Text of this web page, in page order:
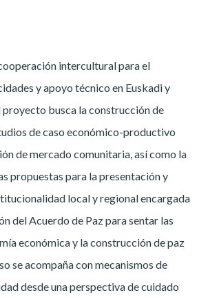
intercultural para el
y apoyo técnico en Euskadi y
proyecto busca la construcción de
de caso económico-productivo
de mercado comunitaria, así como la
propuestas para la presentación y
local y regional encargada
del Acuerdo de Paz para sentar las
económica y la construcción de paz
se acompaña con mecanismos de
desde una perspectiva de cuidado